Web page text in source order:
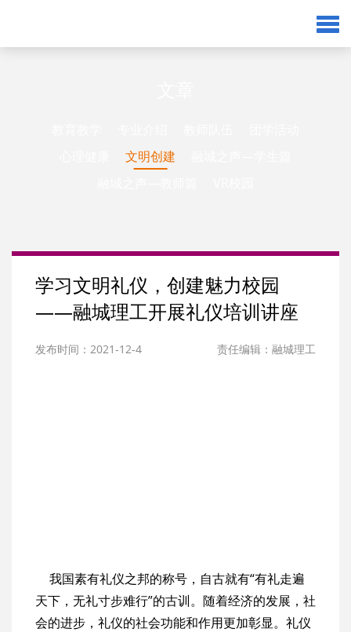
文明创建
学习文明礼仪，创建魅力校园
——融城理工开展礼仪培训讲座
发布时间：2021-12-4 责任编辑：融城理工
我国素有礼仪之邦的称号，自古就有“有礼走遍
天下，无礼寸步难行”的古训。随着经济的发展，社
会的进步，礼仪的社会功能和作用更加彰显。礼仪